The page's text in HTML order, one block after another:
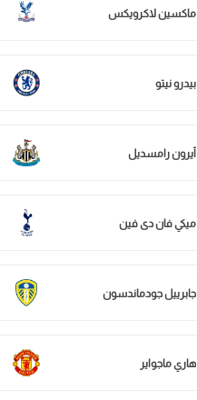
ماكسين لاكرويكس
بيدرو نيتو
آيرون رامسديل
ميكي فان دى فين
جابرييل جودماندسون
هاري ماجواير